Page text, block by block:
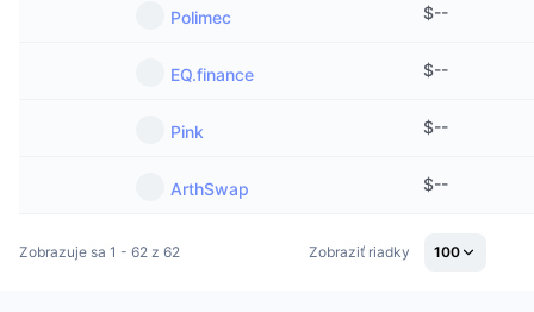
Polimec $--
EQ.finance $--
Pink $--
ArthSwap $--
Zobrazuje sa 1 - 62 z 62 Zobraziť riadky 100